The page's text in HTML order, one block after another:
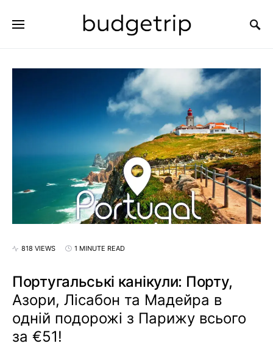
818 VIEWS 1 MINUTE READ
Португальські канікули: Порту,
Азори, Лісабон та Мадейра в
одній подорожі з Парижу всього
за €51!